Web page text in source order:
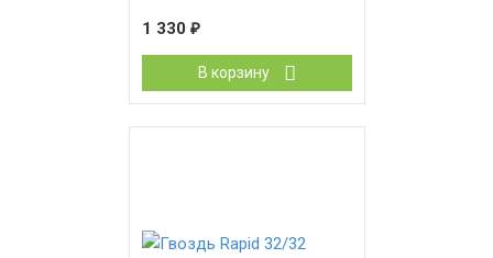
1 330 ₽
В корзину